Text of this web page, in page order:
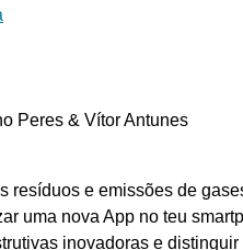
Peres & Vítor Antunes
e emissões de
uma nova App no teu
inovadoras e